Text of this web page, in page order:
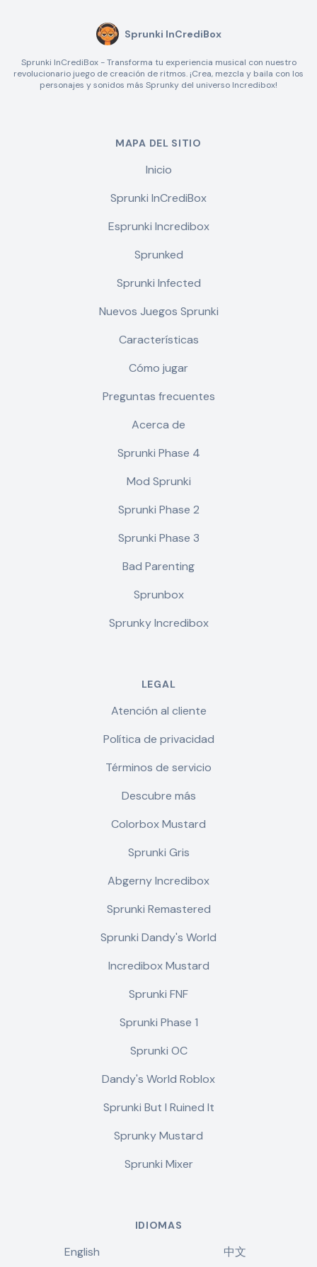
Sprunki InCrediBox
Sprunki InCrediBox - Transforma tu experiencia musical con nuestro
revolucionario juego de creación de ritmos. ¡Crea, mezcla y baila con los
personajes y sonidos más Sprunky del universo Incredibox!
MAPA DEL SITIO
Inicio
Sprunki InCrediBox
Esprunki Incredibox
Sprunked
Sprunki Infected
Nuevos Juegos Sprunki
Características
Cómo jugar
Preguntas frecuentes
Acerca de
Sprunki Phase 4
Mod Sprunki
Sprunki Phase 2
Sprunki Phase 3
Bad Parenting
Sprunbox
Sprunky Incredibox
LEGAL
Atención al cliente
Política de privacidad
Términos de servicio
Descubre más
Colorbox Mustard
Sprunki Gris
Abgerny Incredibox
Sprunki Remastered
Sprunki Dandy's World
Incredibox Mustard
Sprunki FNF
Sprunki Phase 1
Sprunki OC
Dandy's World Roblox
Sprunki But I Ruined It
Sprunky Mustard
Sprunki Mixer
IDIOMAS
English 中文